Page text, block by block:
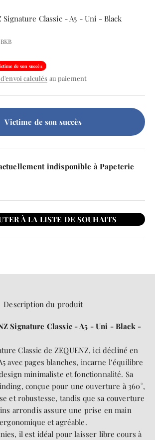
Signature Classic - A5 - Uni - Black
de son succès
calculés au paiement
Victime de son succès
indisponible à Papeterie
Description du produit
Signature Classic - A5 - Uni - Black -
Classic de ZEQUENZ, ici décliné en
avec pages blanches, incarne l’équilibre
minimaliste et fonctionnalité. Sa
conçue pour une ouverture à 360°,
et robustesse, tandis que sa couverture
arrondis assure une prise en main
ergonomique et agréable.
il est idéal pour laisser libre cours à